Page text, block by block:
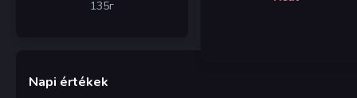
135г
Napi értékek